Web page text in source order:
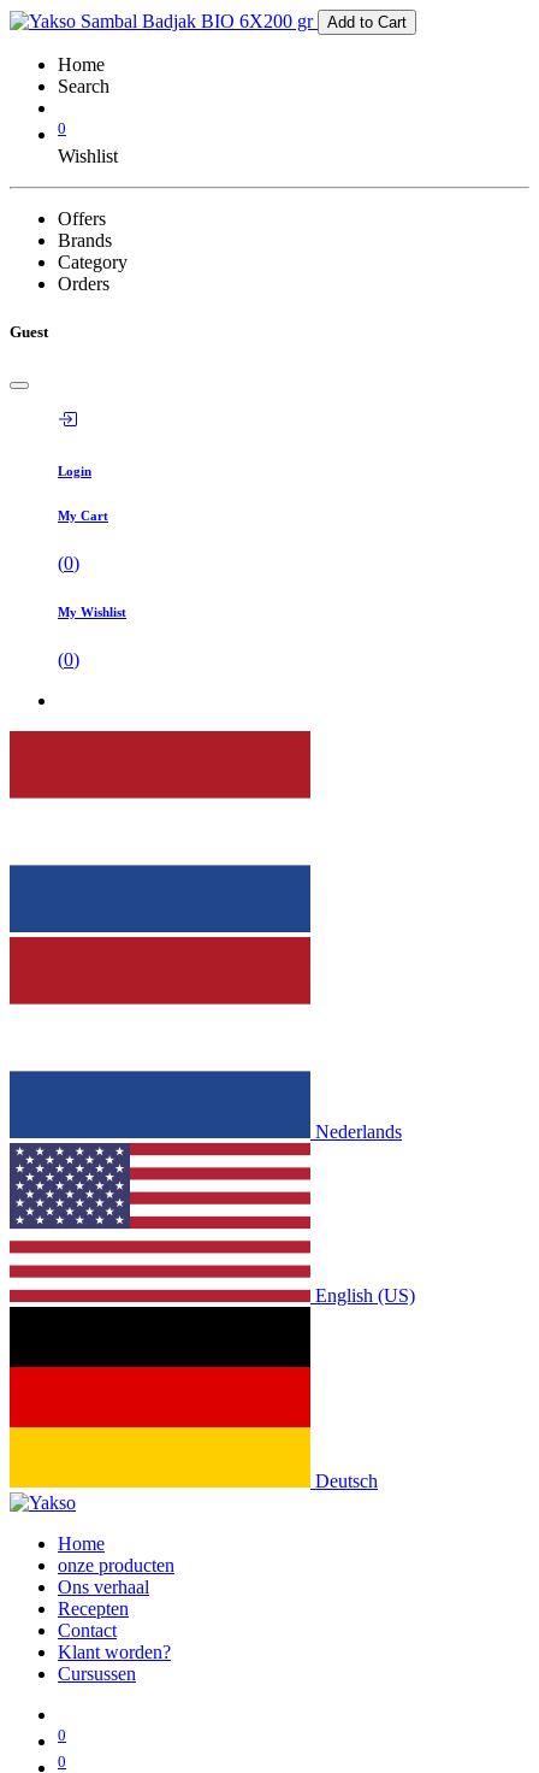
Add to Cart
Home
Search
0
Wishlist
Offers
Brands
Category
Orders
Guest
Login
My Cart
(0)
My Wishlist
(0)
Nederlands
English (US)
Deutsch
Home
onze producten
Ons verhaal
Recepten
Contact
Klant worden?
Cursussen
0
0